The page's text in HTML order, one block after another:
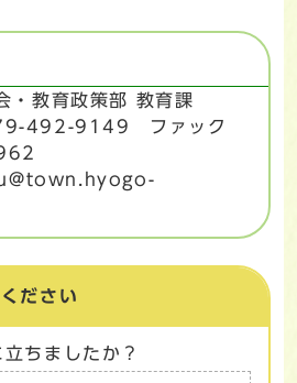
・教育政策部 教育課
492-9149 ファック
ださい
ちましたか？